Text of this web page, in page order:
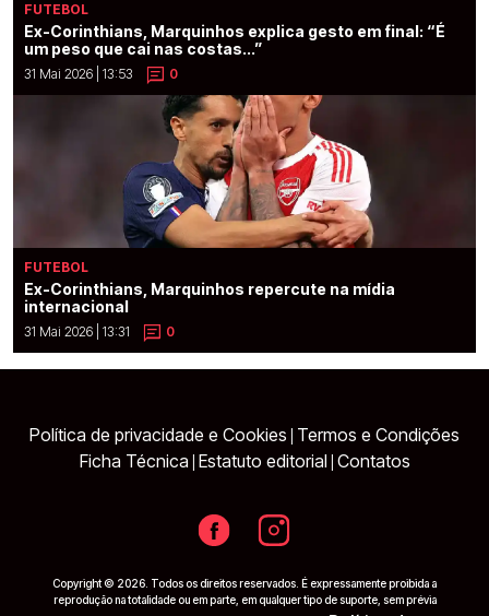
FUTEBOL
Ex-Corinthians, Marquinhos explica gesto em final: “É
um peso que cai nas costas...”
31 Mai 2026 | 13:53 0
FUTEBOL
Ex-Corinthians, Marquinhos repercute na mídia
internacional
31 Mai 2026 | 13:31 0
Política de privacidade e Cookies Termos e Condições
Ficha Técnica Estatuto editorial Contatos
Copyright © 2026. Todos os direitos reservados. É expressamente proibida a
reprodução na totalidade ou em parte, em qualquer tipo de suporte, sem prévia